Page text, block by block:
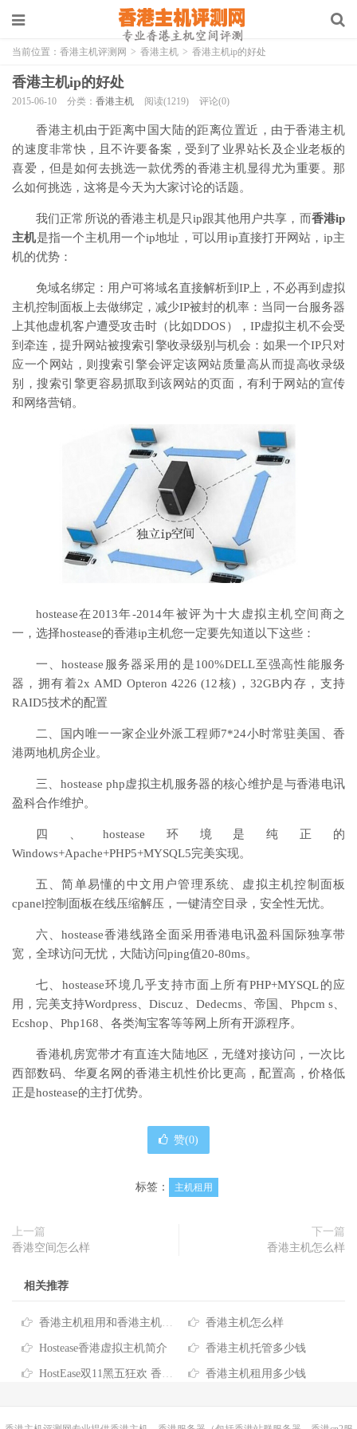
当前位置： 香港主机评测网 > 香港主机 > 香港主机ip的好处
香港主机ip的好处
2015-06-10 分类： 香港主机 阅读(1219) 评论(0)
香港主机由于距离中国大陆的距离位置近，由于香港主机
的速度非常快，且不许要备案，受到了业界站长及企业老板的
喜爱，但是如何去挑选一款优秀的香港主机显得尤为重要。那
么如何挑选，这将是今天为大家讨论的话题。
我们正常所说的香港主机是只ip跟其他用户共享，而香港ip
主机是指一个主机用一个ip地址，可以用ip直接打开网站，ip主
机的优势：
免域名绑定：用户可将域名直接解析到IP上，不必再到虚拟
主机控制面板上去做绑定，减少IP被封的机率：当同一台服务器
上其他虚机客户遭受攻击时（比如DDOS），IP虚拟主机不会受
到牵连，提升网站被搜索引擎收录级别与机会：如果一个IP只对
应一个网站，则搜索引擎会评定该网站质量高从而提高收录级
别，搜索引擎更容易抓取到该网站的页面，有利于网站的宣传
和网络营销。
hostease在2013年-2014年被评为十大虚拟主机空间商之
一，选择hostease的香港ip主机您一定要先知道以下这些：
一、hostease服务器采用的是100%DELL至强高性能服务
器，拥有着2x AMD Opteron 4226 (12核)，32GB内存，支持
RAID5技术的配置
二、国内唯一一家企业外派工程师7*24小时常驻美国、香
港两地机房企业。
三、hostease php虚拟主机服务器的核心维护是与香港电讯
盈科合作维护。
四、hostease环境是纯正的
Windows+Apache+PHP5+MYSQL5完美实现。
五、简单易懂的中文用户管理系统、虚拟主机控制面板
cpanel控制面板在线压缩解压，一键清空目录，安全性无忧。
六、hostease香港线路全面采用香港电讯盈科国际独享带
宽，全球访问无忧，大陆访问ping值20-80ms。
七、hostease环境几乎支持市面上所有PHP+MYSQL的应
用，完美支持Wordpress、Discuz、Dedecms、帝国、Phpcm s、
Ecshop、Php168、各类淘宝客等等网上所有开源程序。
香港机房宽带才有直连大陆地区，无缝对接访问，一次比
西部数码、华夏名网的香港主机性价比更高，配置高，价格低
正是hostease的主打优势。
赞(0)
标签： 主机租用
上一篇
香港空间怎么样
下一篇
香港主机怎么样
相关推荐
香港主机租用和香港主机托管的区别 香港主机怎么样
Hostease香港虚拟主机简介 香港主机托管多少钱
HostEase双11黑五狂欢 香港主机6折优惠 低至$5.95/月 香港主机租用多少钱